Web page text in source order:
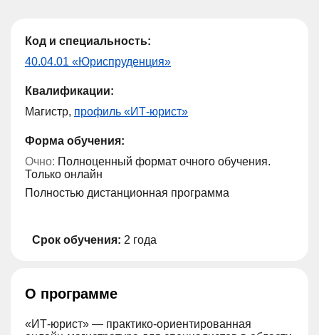
Код и специальность:
40.04.01 «Юриспруденция»
Квалификации:
Магистр, профиль «ИТ-юрист»
Форма обучения:
Очно: Полноценный формат очного обучения.
Только онлайн
Полностью дистанционная программа
Срок обучения: 2 года
О программе
«ИТ-юрист» — практико-ориентированная